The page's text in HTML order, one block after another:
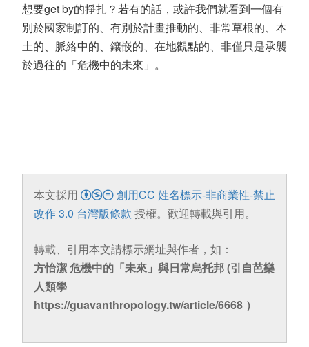
想要get by的掙扎？若有的話，或許我們就看到一個有
別於國家制訂的、有別於計畫推動的、非常草根的、本
土的、脈絡中的、鑲嵌的、在地觀點的、非僅只是承襲
於過往的「危機中的未來」。
本文採用
創用CC 姓名標示-非商業性-禁止
改作 3.0 台灣版條款 授權。歡迎轉載與引用。
轉載、引用本文請標示網址與作者，如：
方怡潔 危機中的「未來」與日常烏托邦 (引自芭樂
人類學
https://guavanthropology.tw/article/6668 ）